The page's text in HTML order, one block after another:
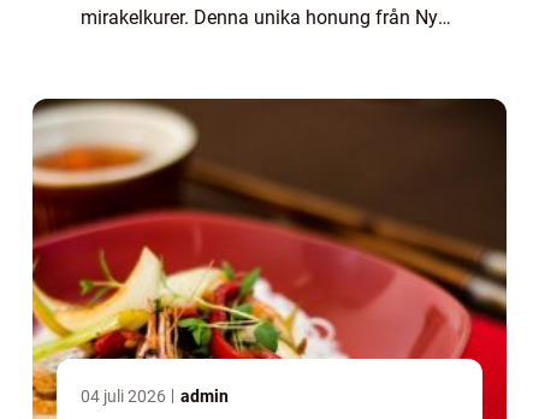
mirakelkurer. Denna unika honung från Nya
04 juli 2026 admin